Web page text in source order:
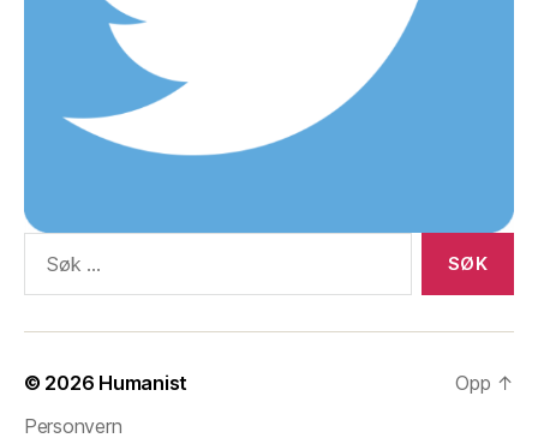
etter:
© 2026 Humanist
Personvern
Opp ↑